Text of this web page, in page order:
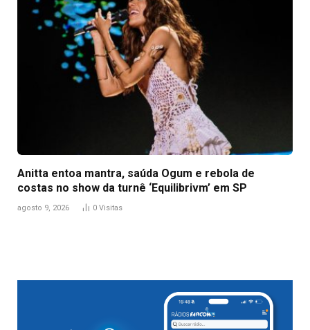
Anitta entoa mantra, saúda Ogum e rebola de
costas no show da turnê ‘Equilibrivm’ em SP
agosto 9, 2026 0 Visitas